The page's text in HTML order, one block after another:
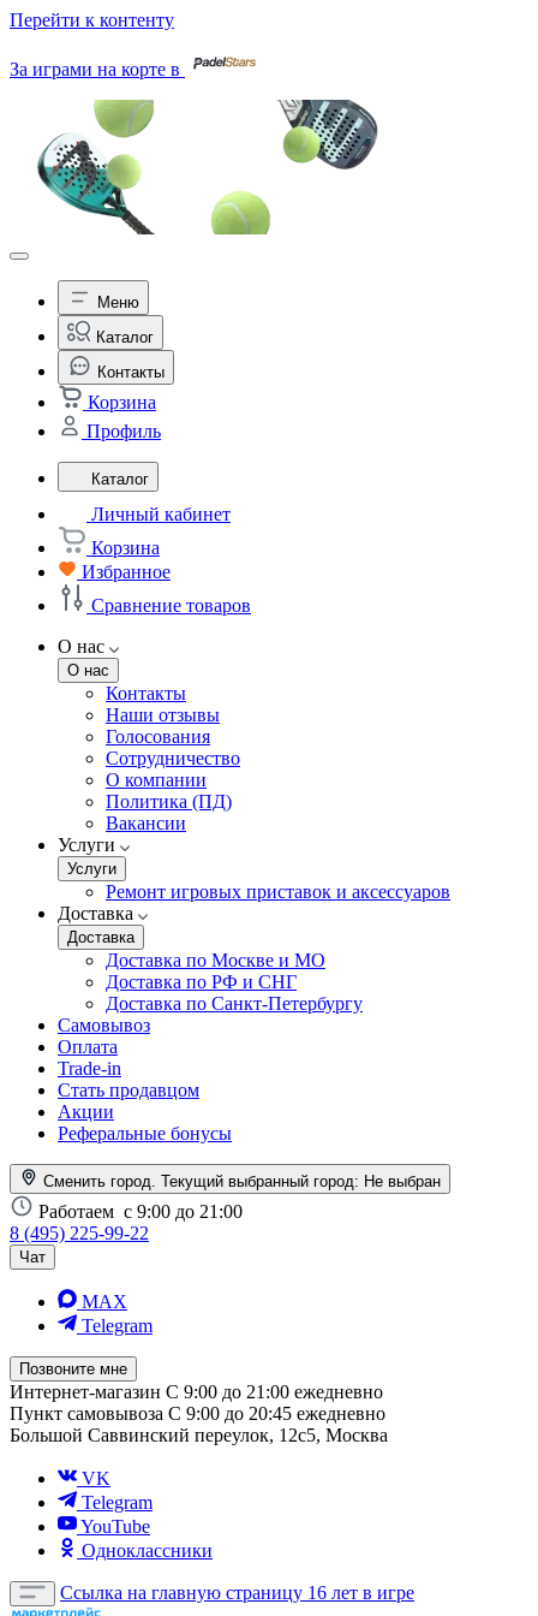
Перейти к контенту
За играми на корте в
Меню
Каталог
Контакты
Корзина
Профиль
Каталог
Личный кабинет
Корзина
Избранное
Сравнение товаров
О нас
О нас
Контакты
Наши отзывы
Голосования
Сотрудничество
О компании
Политика (ПД)
Вакансии
Услуги
Услуги
Ремонт игровых приставок и аксессуаров
Доставка
Доставка
Доставка по Москве и МО
Доставка по РФ и СНГ
Доставка по Санкт-Петербургу
Самовывоз
Оплата
Trade-in
Стать продавцом
Акции
Реферальные бонусы
Сменить город. Текущий выбранный город: Не выбран
Работаем с 9:00 до 21:00
8 (495) 225-99-22
Чат
MAX
Telegram
Позвоните мне
Интернет-магазин С 9:00 до 21:00 ежедневно
Пункт самовывоза С 9:00 до 20:45 ежедневно
Большой Саввинский переулок, 12с5, Москва
VK
Telegram
YouTube
Одноклассники
Ссылка на главную страницу 16 лет в игре